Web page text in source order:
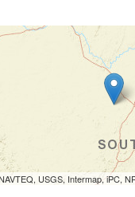
USGS, Intermap, iPC,